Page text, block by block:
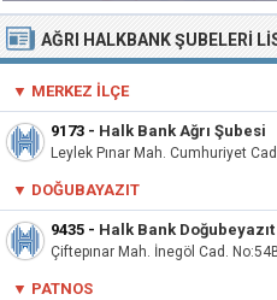
AĞRI HALKBANK ŞUBELERI
▼ MERKEZ İLÇE
9173 - Halk Bank Ağrı Şubesi
Leylek Pınar Mah. Cumhuriyet
▼ DOĞUBAYAZIT
9435 - Halk Bank
Çiftepınar Mah. İnegöl Cad.
▼ PATNOS